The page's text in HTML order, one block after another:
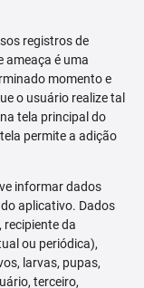
registros de
ameaça é uma
momento e
o usuário realize tal
tela principal do
permite a adição
informar dados
aplicativo. Dados
recipiente da
ou periódica),
larvas, pupas,
terceiro,